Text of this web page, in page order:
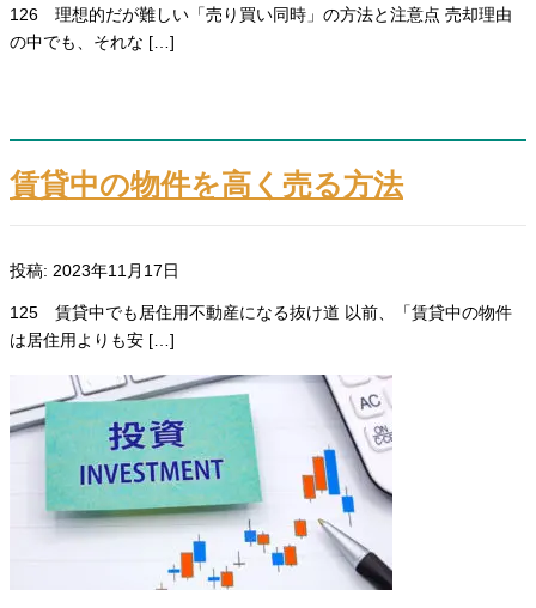
126 理想的だが難しい「売り買い同時」の方法と注意点 売却理由
の中でも、それな […]
賃貸中の物件を高く売る方法
投稿: 2023年11月17日
125 賃貸中でも居住用不動産になる抜け道 以前、「賃貸中の物件
は居住用よりも安 […]